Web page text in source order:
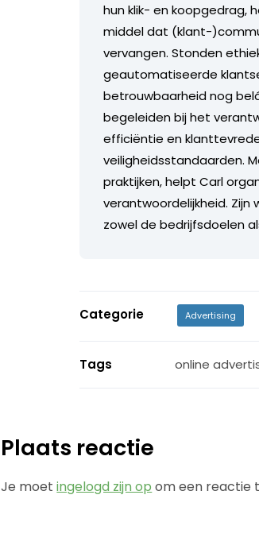
hun klik- en koopgedrag,
middel dat (klant-
vervangen. Stonden
geautomatiseerde
betrouwbaarheid nog
begeleiden bij het
efficiëntie en
veiligheidsstandaarden.
praktijken, helpt Carl
verantwoordelijkheid.
zowel de bedrijfsdoelen
Categorie Advertising
Tags online
Plaats reactie
Je moetingelogd zijn op om een reactie